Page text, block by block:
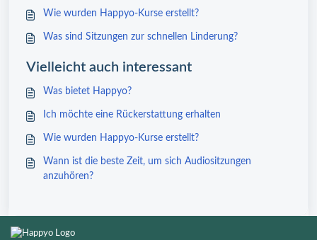
Wie wurden Happyo-Kurse erstellt?
Was sind Sitzungen zur schnellen Linderung?
Vielleicht auch interessant
Was bietet Happyo?
Ich möchte eine Rückerstattung erhalten
Wie wurden Happyo-Kurse erstellt?
Wann ist die beste Zeit, um sich Audiositzungen
anzuhören?